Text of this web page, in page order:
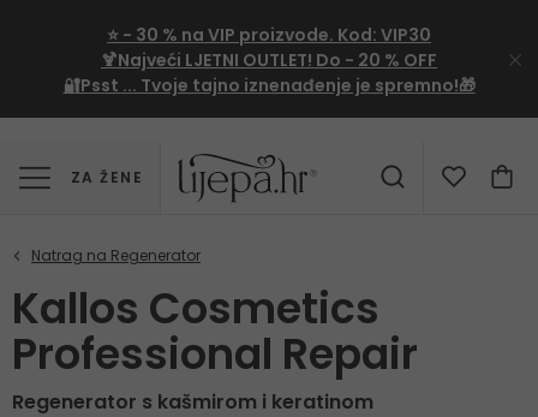
⭐ - 30 % na VIP proizvode. Kod: VIP30
🍹Najveći LJETNI OUTLET! Do - 20 % OFF
🔐Psst ... Tvoje tajno iznenađenje je spremno!🎁
ZA ŽENE
Kallos Cosmetics
Professional Repair
Regenerator s kašmirom i keratinom